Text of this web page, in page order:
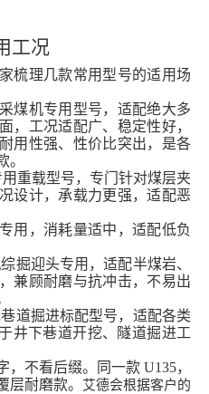
工况
梳理几款常用型号的适用场
煤机专用型号，适配绝大多
，工况适配广、稳定性好，
用性强、性价比突出，是各
。
重载型号，专门针对煤层夹
设计，承载力更强，适配恶
用，消耗量适中，适配低负
掘迎头专用，适配半煤岩、
兼顾耐磨与抗冲击，不易出
道掘进标配型号，适配各类
井下巷道开挖、隧道掘进工
，不看后缀。同一款 U135，
层耐磨款。 艾德会根据客户的